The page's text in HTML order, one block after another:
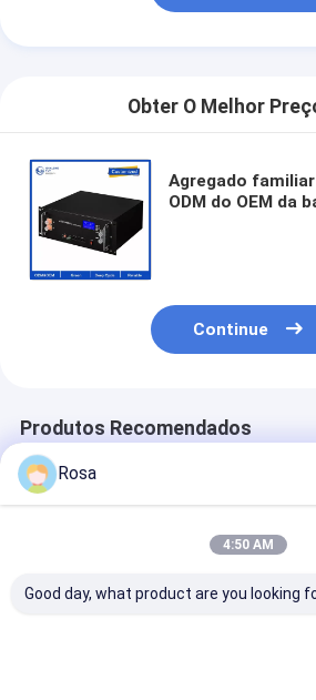
Obter O Melhor
Agregado
ODM do OEM da
Continue
Produtos Recomendados
Rosa
4:50 AM
Good day, what product are you looking